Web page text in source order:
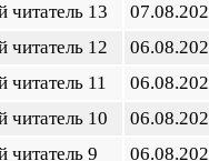
читатель 13
читатель 12
читатель 11
читатель 10
читатель 9